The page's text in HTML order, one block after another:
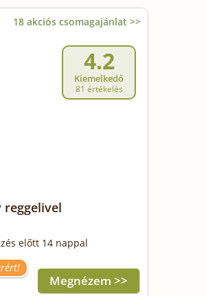
18 akciós csomagajánlat >>
4.2
Kiemelkedő
81 értékelés
reggelivel
előtt 14 nappal
Megnézem >>